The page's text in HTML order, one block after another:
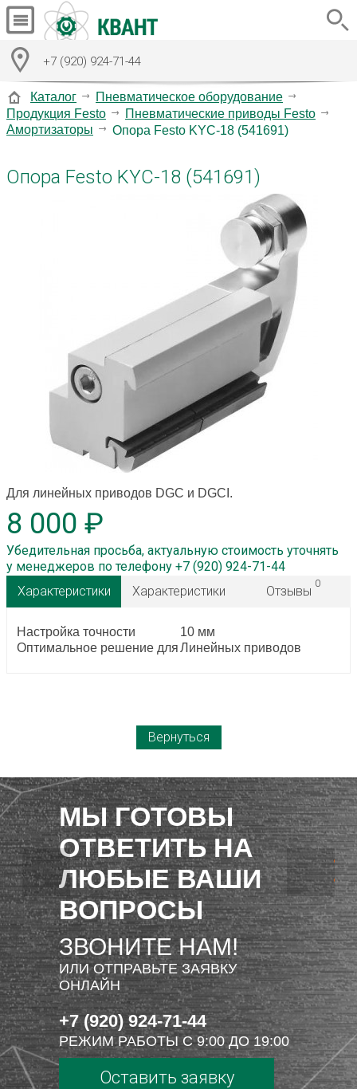
+7 (920) 924-71-44
Каталог
Пневматическое оборудование
Продукция Festo
Пневматические приводы Festo
Амортизаторы
Опора Festo KYC-18 (541691)
Опора Festo KYC-18 (541691)
Для линейных приводов DGC и DGCI.
8 000 ₽
Убедительная просьба, актуальную стоимость уточнять
у менеджеров по телефону +7 (920) 924-71-44
Характеристики
Характеристики Отзывы
0
Настройка точности
10 мм
Оптимальное решение дляЛинейных приводов
Вернуться
МЫ ГОТОВЫ
ОТВЕТИТЬ НА
ЛЮБЫЕ ВАШИ
ВОПРОСЫ
ЗВОНИТЕ НАМ!
ИЛИ ОТПРАВЬТЕ ЗАЯВКУ
ОНЛАЙН
+7 (920) 924-71-44
РЕЖИМ РАБОТЫ С 9:00 ДО 19:00
Оставить заявку